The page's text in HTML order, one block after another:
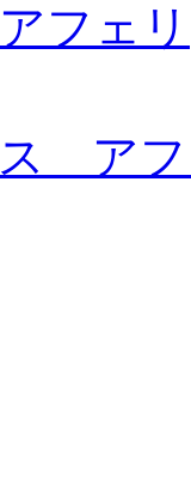
フェリ
ス ア